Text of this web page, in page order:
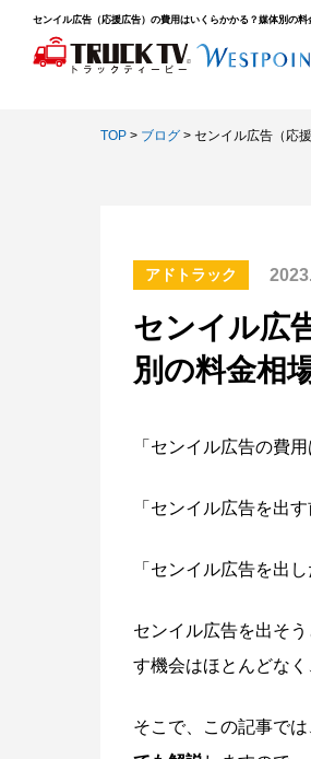
センイル広告（応援広告）の費用はいくらかかる？媒体別の
TOP > ブログ > センイル広告（応
アドトラック
センイル広
別の料金相
「センイル広告の費
「センイル広告を出
「センイル広告を出
センイル広告を出そ
す機会はほとんどな
そこで、この記事では